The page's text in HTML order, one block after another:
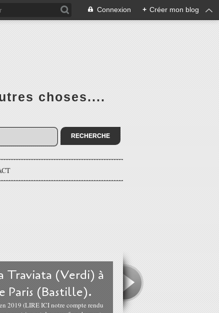
Connexion + Créer mon blog
choses....
Traviata (Verdi) à
Paris (Bastille).
2019 (LIRE ICI notre compte rendu